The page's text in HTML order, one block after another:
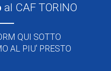
al CAF TORINO
QUI SOTTO
AL PIU' PRESTO